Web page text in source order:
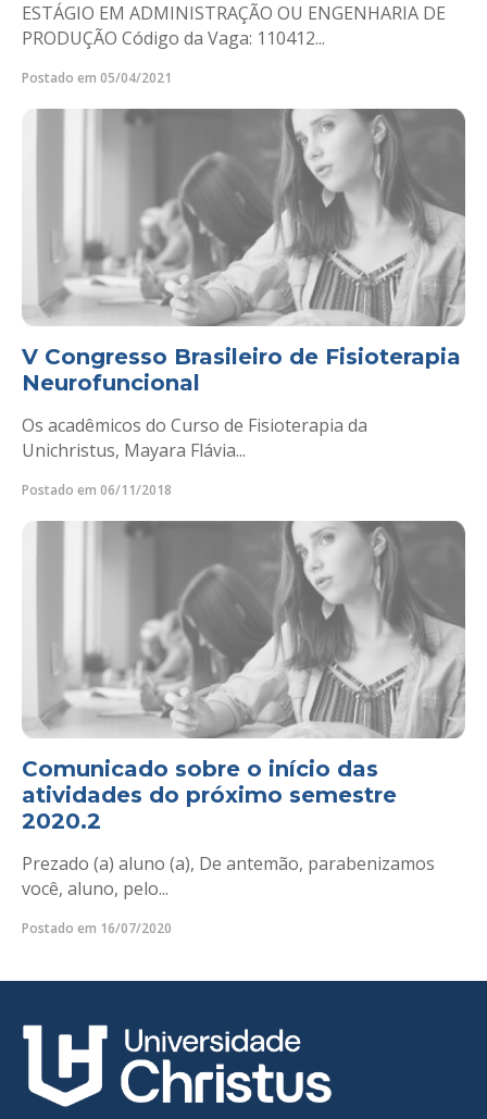
ESTÁGIO EM ADMINISTRAÇÃO OU ENGENHARIA DE
PRODUÇÃO Código da Vaga: 110412...
Postado em 05/04/2021
V Congresso Brasileiro de Fisioterapia
Neurofuncional
Os acadêmicos do Curso de Fisioterapia da
Unichristus, Mayara Flávia...
Postado em 06/11/2018
Comunicado sobre o início das
atividades do próximo semestre
2020.2
Prezado (a) aluno (a), De antemão, parabenizamos
você, aluno, pelo...
Postado em 16/07/2020